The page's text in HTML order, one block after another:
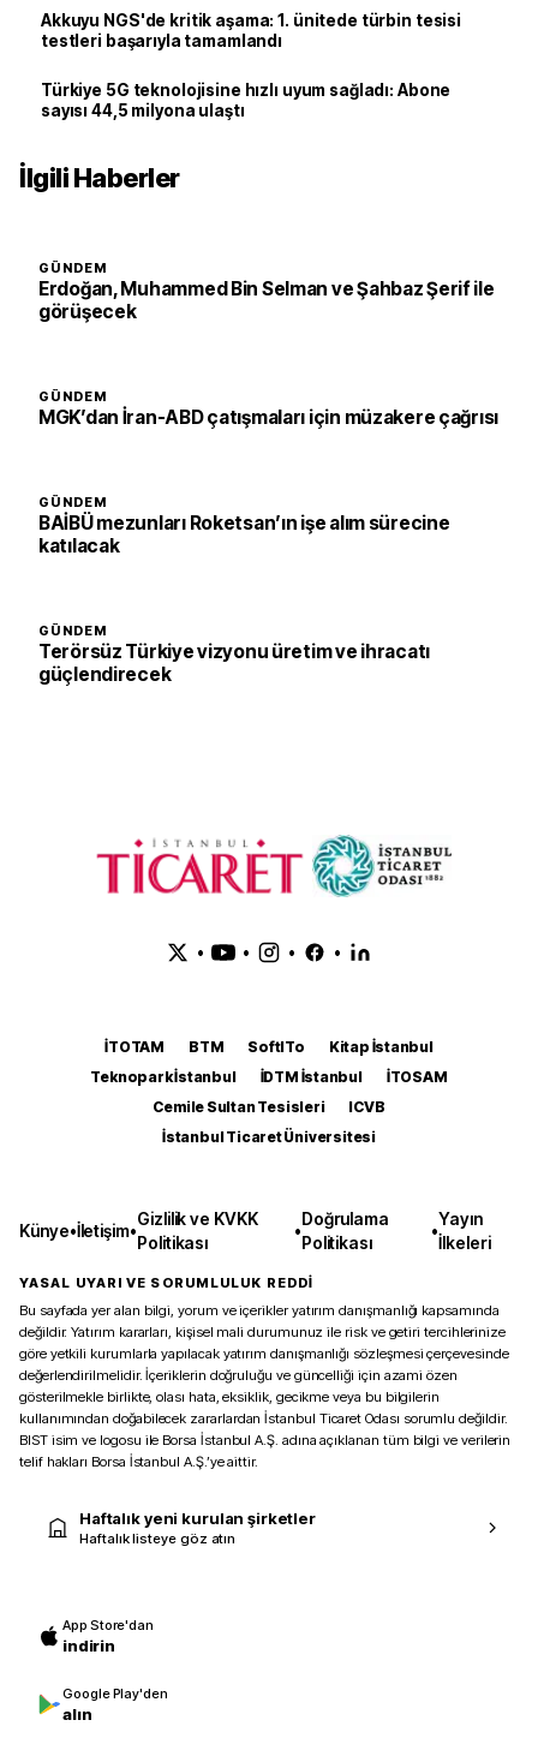
Akkuyu NGS'de kritik aşama: 1. ünitede türbin tesisi
testleri başarıyla tamamlandı
Türkiye 5G teknolojisine hızlı uyum sağladı: Abone
sayısı 44,5 milyona ulaştı
İlgili Haberler
GÜNDEM
Erdoğan, Muhammed Bin Selman ve Şahbaz Şerif ile
görüşecek
GÜNDEM
MGK’dan İran-ABD çatışmaları için müzakere çağrısı
GÜNDEM
BAİBÜ mezunları Roketsan’ın işe alım sürecine
katılacak
GÜNDEM
Terörsüz Türkiye vizyonu üretim ve ihracatı
güçlendirecek
• • • •
İTOTAM BTM SoftITo
Kitap İstanbul
Teknopark İstanbul
İDTM İstanbul
İTOSAM
Cemile Sultan Tesisleri
ICVB
İstanbul Ticaret Üniversitesi
Künye•İletişim•
Gizlilik ve KVKK
Politikası
•
Doğrulama
Politikası
•
Yayın
İlkeleri
YASAL UYARI VE SORUMLULUK REDDİ
Bu sayfada yer alan bilgi, yorum ve içerikler yatırım danışmanlığı kapsamında
değildir. Yatırım kararları, kişisel mali durumunuz ile risk ve getiri tercihlerinize
göre yetkili kurumlarla yapılacak yatırım danışmanlığı sözleşmesi çerçevesinde
değerlendirilmelidir. İçeriklerin doğruluğu ve güncelliği için azami özen
gösterilmekle birlikte, olası hata, eksiklik, gecikme veya bu bilgilerin
kullanımından doğabilecek zararlardan İstanbul Ticaret Odası sorumlu değildir.
BIST isim ve logosu ile Borsa İstanbul A.Ş. adına açıklanan tüm bilgi ve verilerin
telif hakları Borsa İstanbul A.Ş.’ye aittir.
Haftalık yeni kurulan şirketler
Haftalık listeye göz atın
App Store'dan
indirin
Google Play'den
alın